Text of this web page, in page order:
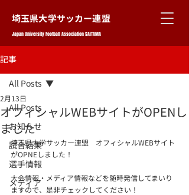
埼玉県大学サッカー連盟
Japan University Football Association SAITAMA
記事
All Posts
お知らせ
試合結果
選手情報
メディア
All Posts
オフィシャルWEBサイトがOPENし
ました
2月13日
埼玉県大学サッカー連盟　オフィシャルWEBサイト
がOPNEしました！
大会情報・メディア情報などを随時発信してまいり
ますので、是非チェックしてください！